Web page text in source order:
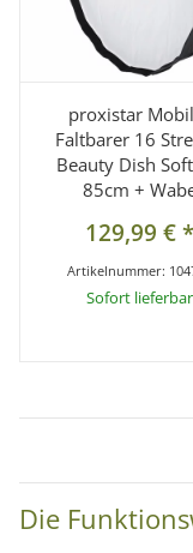
proxistar
Faltbarer 16
Beauty Dish
85cm +
129,99 €*
Artikelnummer:
Sofort lieferbar
Die